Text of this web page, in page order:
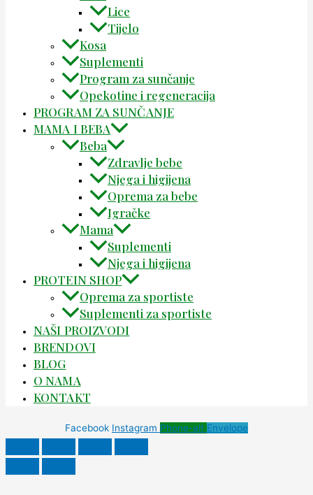
Lice
Tijelo
Kosa
Suplementi
Program za sunčanje
Opekotine i regeneracija
PROGRAM ZA SUNČANJE
MAMA I BEBA
Beba
Zdravlje bebe
Njega i higijena
Oprema za bebe
Igračke
Mama
Suplementi
Njega i higijena
PROTEIN SHOP
Oprema za sportiste
Suplementi za sportiste
NAŠI PROIZVODI
BRENDOVI
BLOG
O NAMA
KONTAKT
Facebook Instagram Phone-alt Envelope